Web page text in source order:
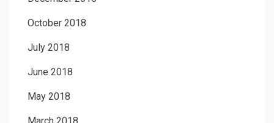
October 2018
July 2018
June 2018
May 2018